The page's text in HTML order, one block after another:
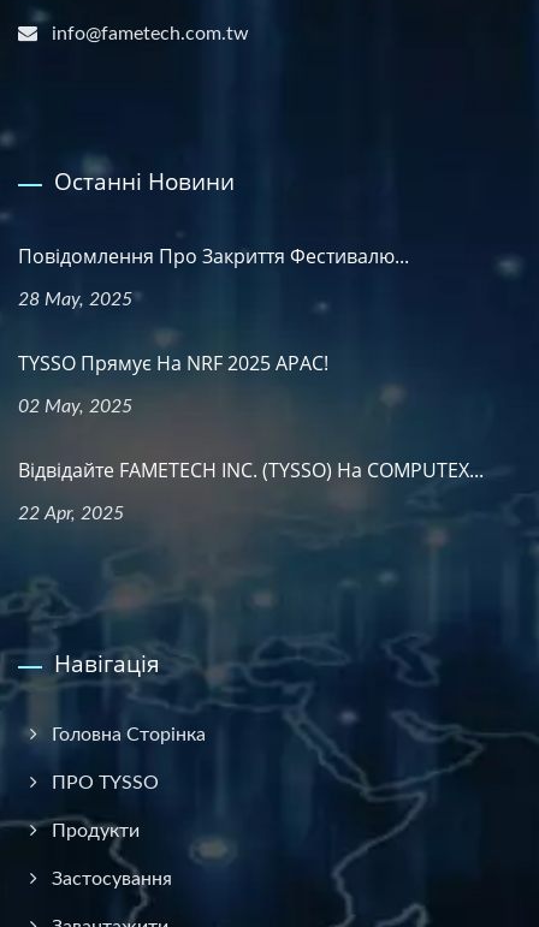
info@fametech.com.tw
Останні Новини
Повідомлення Про Закриття Фестивалю...
28 May, 2025
TYSSO Прямує На NRF 2025 APAC!
02 May, 2025
Відвідайте FAMETECH INC. (TYSSO) На COMPUTEX...
22 Apr, 2025
Навігація
Головна Сторінка
ПРО TYSSO
Продукти
Застосування